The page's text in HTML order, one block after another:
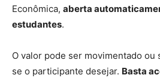
Econômica, aberta
estudantes.
O valor pode ser movimentado ou
se o participante desejar. Basta